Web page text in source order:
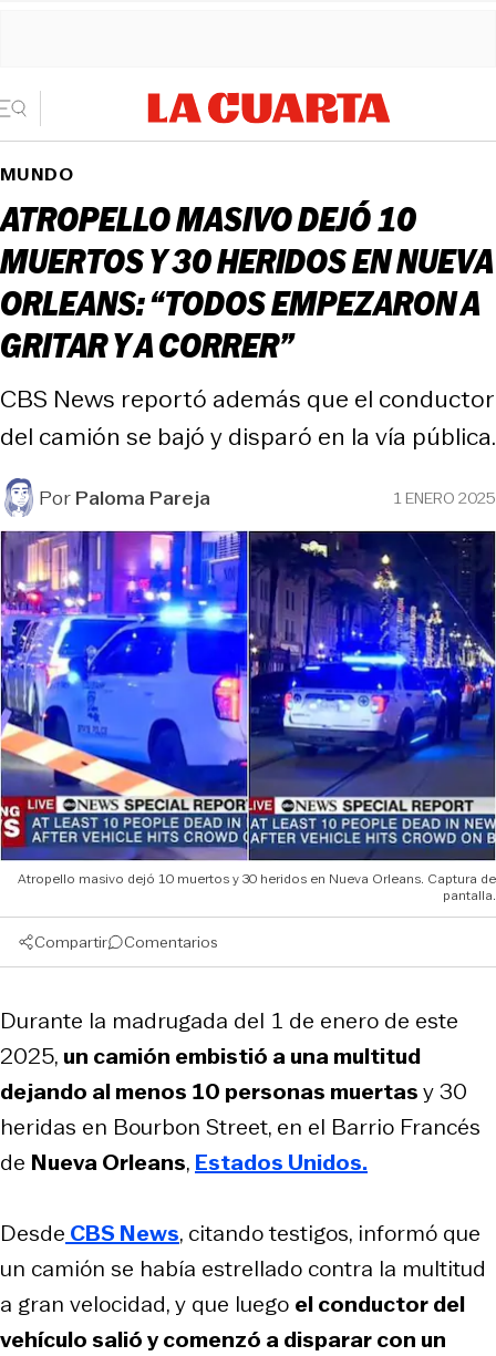
MUNDO
ATROPELLO MASIVO DEJÓ 10
MUERTOS Y 30 HERIDOS EN NUEVA
ORLEANS: “TODOS EMPEZARON A
GRITAR Y A CORRER”
CBS News reportó además que el conductor
del camión se bajó y disparó en la vía pública.
PorPaloma Pareja 1 ENERO 2025
Atropello masivo dejó 10 muertos y 30 heridos en Nueva Orleans. Captura de
pantalla.
Compartir Comentarios
Durante la madrugada del 1 de enero de este
2025, un camión embistió a una multitud
dejando al menos 10 personas muertasy 30
heridas en Bourbon Street, en el Barrio Francés
de Nueva Orleans, Estados Unidos.
Desde CBS News, citando testigos, informó que
un camión se había estrellado contra la multitud
a gran velocidad, y que luego el conductor del
vehículo salió y comenzó a disparar con un